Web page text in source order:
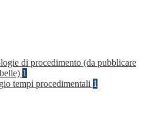
di procedimento (da pubblicare
1
tempi procedimentali 1